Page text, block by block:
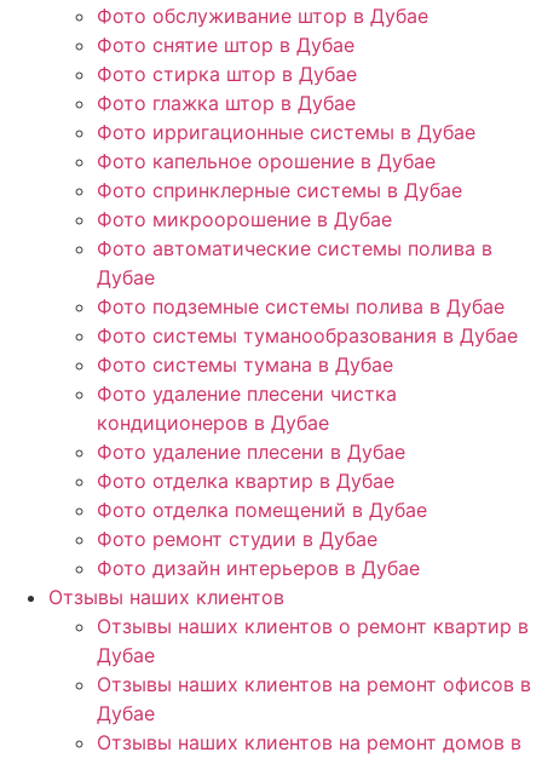
Фото обслуживание штор в Дубае
Фото снятие штор в Дубае
Фото стирка штор в Дубае
Фото глажка штор в Дубае
Фото ирригационные системы в Дубае
Фото капельное орошение в Дубае
Фото спринклерные системы в Дубае
Фото микроорошение в Дубае
Фото автоматические системы полива в
Дубае
Фото подземные системы полива в Дубае
Фото системы туманообразования в Дубае
Фото системы тумана в Дубае
Фото удаление плесени чистка
кондиционеров в Дубае
Фото удаление плесени в Дубае
Фото отделка квартир в Дубае
Фото отделка помещений в Дубае
Фото ремонт студии в Дубае
Фото дизайн интерьеров в Дубае
Отзывы наших клиентов
Отзывы наших клиентов о ремонт квартир в
Дубае
Отзывы наших клиентов на ремонт офисов в
Дубае
Отзывы наших клиентов на ремонт домов в